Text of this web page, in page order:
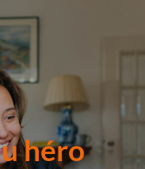
héro